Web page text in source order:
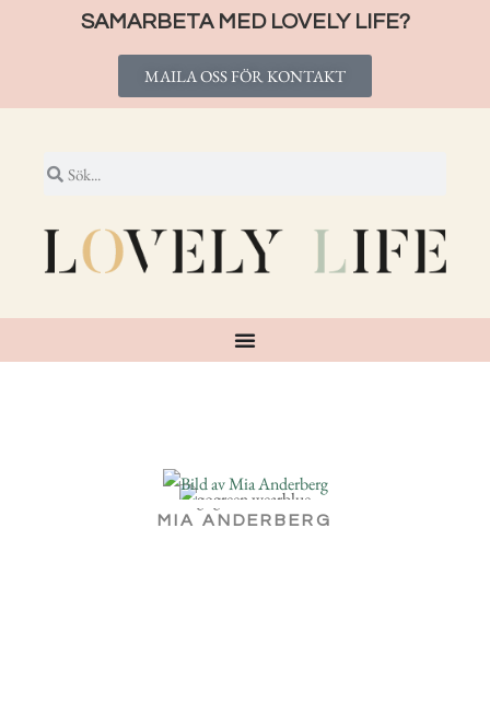
SAMARBETA MED LOVELY LIFE?
MAILA OSS FÖR KONTAKT
MIA ANDERBERG